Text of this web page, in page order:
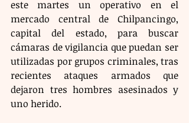
este martes un operativo en el
mercado central de Chilpancingo,
capital del estado, para buscar
cámaras de vigilancia que puedan ser
utilizadas por grupos criminales, tras
recientes ataques armados que
dejaron tres hombres asesinados y
uno herido.